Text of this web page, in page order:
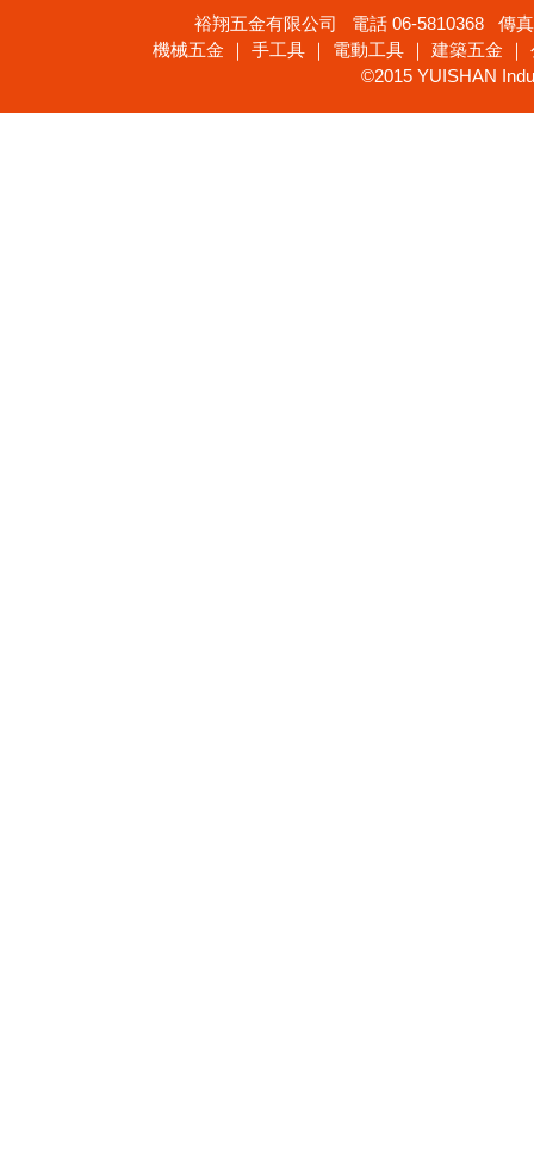
裕翔五金有限公司 電話 06-5810368 傳
機械五金 ｜ 手工具 ｜ 電動工具 ｜ 建築五金
©2015 YUISHAN